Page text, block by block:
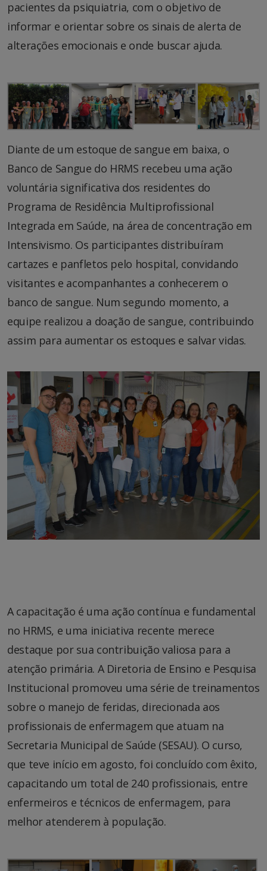
pacientes da psiquiatria, com o objetivo de
informar e orientar sobre os sinais de alerta de
alterações emocionais e onde buscar ajuda.
Diante de um estoque de sangue em baixa, o
Banco de Sangue do HRMS recebeu uma ação
voluntária significativa dos residentes do
Programa de Residência Multiprofissional
Integrada em Saúde, na área de concentração em
Intensivismo. Os participantes distribuíram
cartazes e panfletos pelo hospital, convidando
visitantes e acompanhantes a conhecerem o
banco de sangue. Num segundo momento, a
equipe realizou a doação de sangue, contribuindo
assim para aumentar os estoques e salvar vidas.
A capacitação é uma ação contínua e fundamental
no HRMS, e uma iniciativa recente merece
destaque por sua contribuição valiosa para a
atenção primária. A Diretoria de Ensino e Pesquisa
Institucional promoveu uma série de treinamentos
sobre o manejo de feridas, direcionada aos
profissionais de enfermagem que atuam na
Secretaria Municipal de Saúde (SESAU). O curso,
que teve início em agosto, foi concluído com êxito,
capacitando um total de 240 profissionais, entre
enfermeiros e técnicos de enfermagem, para
melhor atenderem à população.